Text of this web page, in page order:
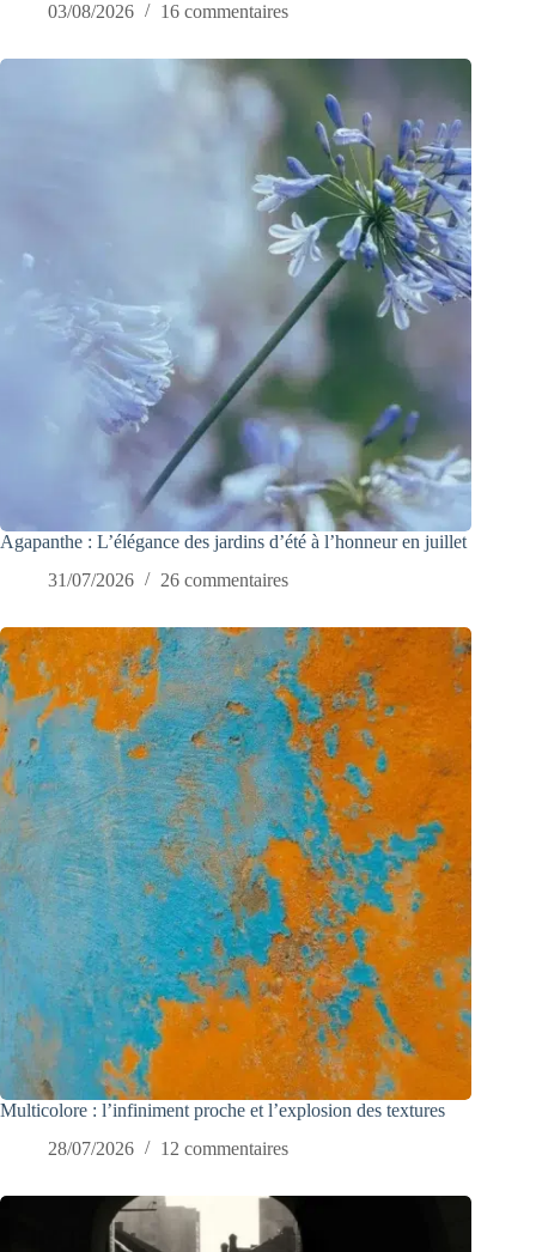
03/08/2026 16 commentaires
Agapanthe : L’élégance des jardins d’été à l’honneur en juillet
31/07/2026
26 commentaires
Multicolore : l’infiniment proche et l’explosion des textures
28/07/2026
12 commentaires